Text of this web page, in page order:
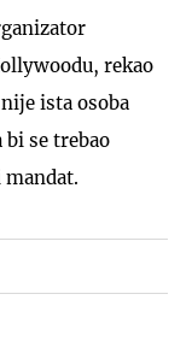
rekao
ista osoba
se trebao